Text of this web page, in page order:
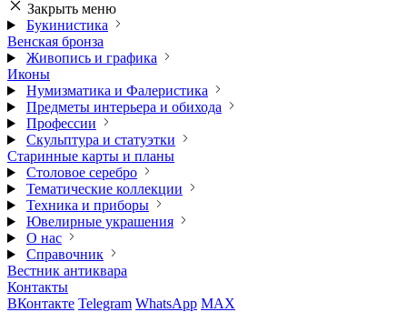
Закрыть меню
Букинистика
Венская бронза
Живопись и графика
Иконы
Нумизматика и Фалеристика
Предметы интерьера и обихода
Профессии
Скульптура и статуэтки
Старинные карты и планы
Столовое серебро
Тематические коллекции
Техника и приборы
Ювелирные украшения
О нас
Справочник
Вестник антиквара
Контакты
ВКонтакте Telegram WhatsApp MAX